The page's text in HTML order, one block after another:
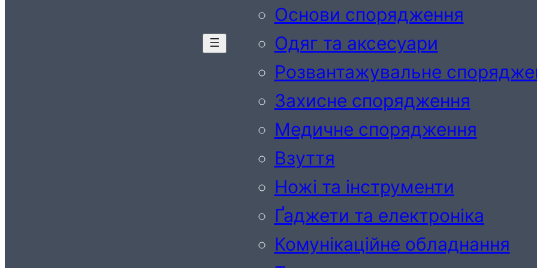
Основи спорядження
Одяг та аксесуари
Розвантажувальне
Захисне спорядження
Медичне спорядження
Взуття
Ножі та інструменти
Ґаджети та електроніка
Комунікаційне обладнання